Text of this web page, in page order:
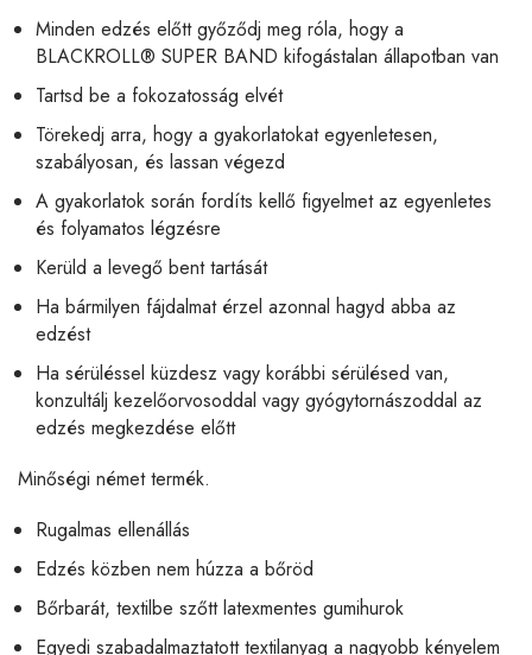
Minden edzés előtt győződj meg róla, hogy a
BLACKROLL® SUPER BAND kifogástalan állapotban van
Tartsd be a fokozatosság elvét
Törekedj arra, hogy a gyakorlatokat egyenletesen,
szabályosan, és lassan végezd
A gyakorlatok során fordíts kellő figyelmet az egyenletes
és folyamatos légzésre
Kerüld a levegő bent tartását
Ha bármilyen fájdalmat érzel azonnal hagyd abba az
edzést
Ha sérüléssel küzdesz vagy korábbi sérülésed van,
konzultálj kezelőorvosoddal vagy gyógytornászoddal az
edzés megkezdése előtt
Minőségi német termék.
Rugalmas ellenállás
Edzés közben nem húzza a bőröd
Bőrbarát, textilbe szőtt latexmentes gumihurok
Egyedi szabadalmaztatott textilanyag a nagyobb kényelem